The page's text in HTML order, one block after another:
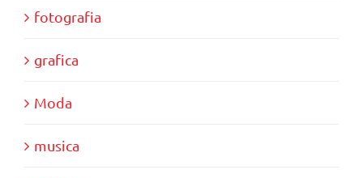
fotografia
grafica
Moda
musica